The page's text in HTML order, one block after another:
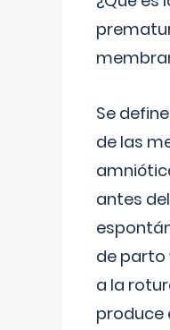
Se
de las
antes
de parto
a la
produce